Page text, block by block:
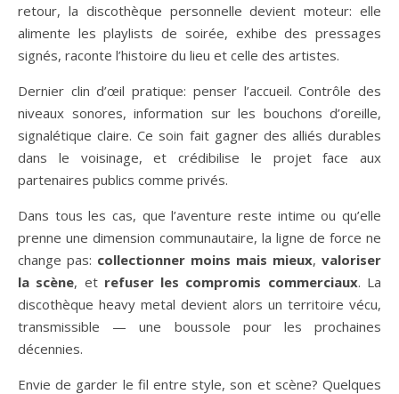
retour, la discothèque personnelle devient moteur: elle
alimente les playlists de soirée, exhibe des pressages
signés, raconte l’histoire du lieu et celle des artistes.
Dernier clin d’œil pratique: penser l’accueil. Contrôle des
niveaux sonores, information sur les bouchons d’oreille,
signalétique claire. Ce soin fait gagner des alliés durables
dans le voisinage, et crédibilise le projet face aux
partenaires publics comme privés.
Dans tous les cas, que l’aventure reste intime ou qu’elle
prenne une dimension communautaire, la ligne de force ne
change pas: collectionner moins mais mieux, valoriser
la scène, et refuser les compromis commerciaux. La
discothèque heavy metal devient alors un territoire vécu,
transmissible — une boussole pour les prochaines
décennies.
Envie de garder le fil entre style, son et scène? Quelques